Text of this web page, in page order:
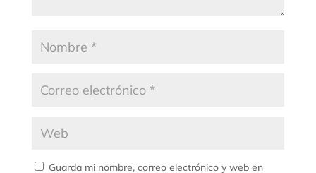
Guarda mi nombre, correo electrónico y web en